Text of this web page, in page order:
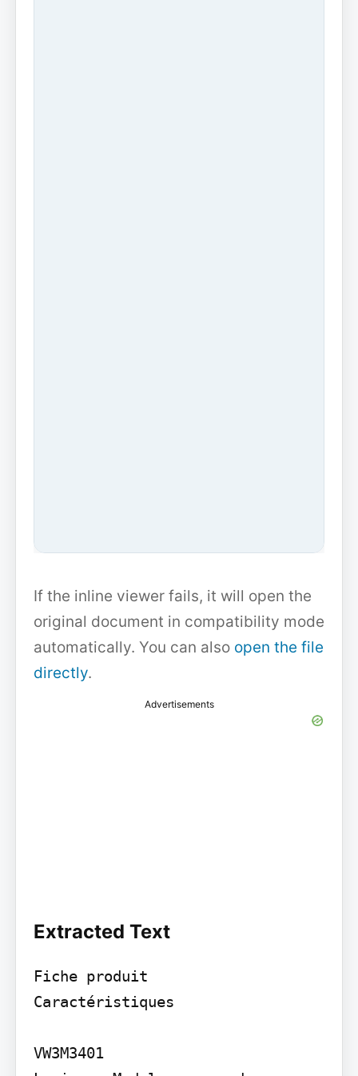
If the inline viewer fails, it will open the
original document in compatibility mode
automatically. You can also open the file
directly.
Advertisements
Extracted Text
Fiche produit
Caractéristiques
VW3M3401